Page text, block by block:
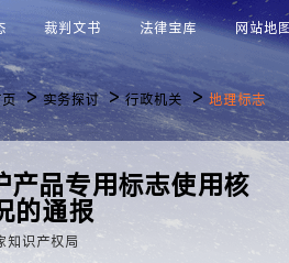
裁判文书 法律宝库 网站地图
>实务探讨 >行政机关 >地理标志
产品专用标志使用核
的通报
知识产权局